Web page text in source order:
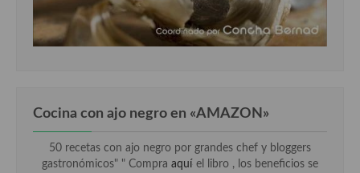
Cocina con ajo negro en «AMAZON»
50 recetas con ajo negro por grandes chef y bloggers
gastronómicos" " Compra aquí el libro , los beneficios se